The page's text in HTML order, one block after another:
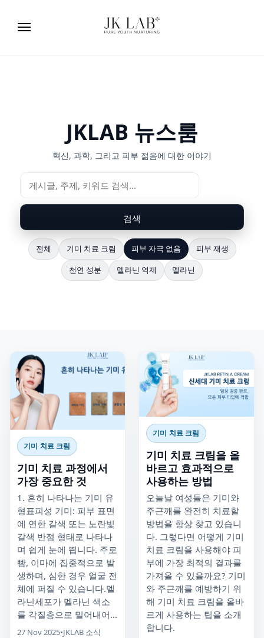
JKLAB 뉴스룸
혁신, 과학, 그리고 피부 젊음에 대한 이야기
검색
전체 기미 치료 크림 피부 자극 없음 피부 재생
천연 성분 멜라닌 억제 멜라닌
기미 치료 크림
기미 치료 과정에서
가장 중요한 것
1. 흔히 나타나는 기미 유
형표피성 기미: 피부 표면
에 연한 갈색 또는 노란빛
갈색 반점 형태로 나타나
며 쉽게 눈에 띕니다. 주로
뺨, 이마에 집중적으로 발
생하며, 심한 경우 얼굴 전
체에 퍼질 수 있습니다.멜
라닌세포가 멜라닌 색소
를 각질층으로 밀어내어…
27 Nov 2025•JKLAB 소식
기미 치료 크림
기미 치료 크림을 올
바르고 효과적으로
사용하는 방법
오늘날 여성들은 기미와
주근깨를 완전히 치료할
방법을 항상 찾고 있습니
다. 그렇다면 어떻게 기미
치료 크림을 사용해야 피
부에 가장 최적의 결과를
가져올 수 있을까요? 기미
와 주근깨를 예방하기 위
해 기미 치료 크림을 올바
르게 사용하는 팁을 소개
합니다.